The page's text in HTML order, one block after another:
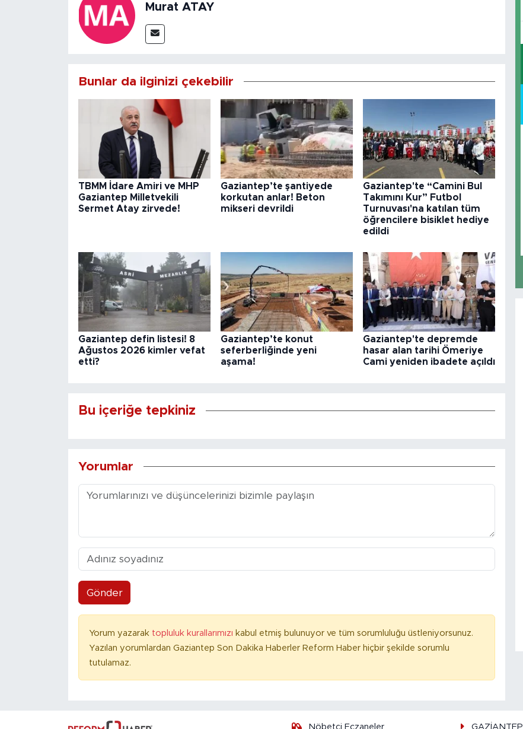
Murat ATAY
Bunlar da ilginizi çekebilir
TBMM İdare Amiri ve MHP
Gaziantep Milletvekili
Sermet Atay zirvede!
Gaziantep’te şantiyede
korkutan anlar! Beton
mikseri devrildi
Gaziantep'te “Camini Bul
Takımını Kur” Futbol
Turnuvası'na katılan tüm
öğrencilere bisiklet hediye
edildi
Gaziantep defin listesi! 8
Ağustos 2026 kimler vefat
etti?
Gaziantep’te konut
seferberliğinde yeni
aşama!
Gaziantep'te depremde
hasar alan tarihi Ömeriye
Cami yeniden ibadete açıldı
Bu içeriğe tepkiniz
Yorumlar
Gönder
Yorum yazarak topluluk kurallarımızı kabul etmiş bulunuyor ve tüm sorumluluğu üstleniyorsunuz.
Yazılan yorumlardan Gaziantep Son Dakika Haberler Reform Haber hiçbir şekilde sorumlu
tutulamaz.
Nöbetçi Eczaneler GAZİANTEP